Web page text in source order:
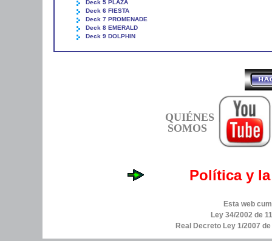
Deck 5 PLAZA
Deck 6 FIESTA
Deck 7 PROMENADE
Deck 8 EMERALD
Deck 9 DOLPHIN
QUIÉNES
SOMOS
Política y
Esta web
Ley 34/2002 de
Real Decreto Ley 1/2007